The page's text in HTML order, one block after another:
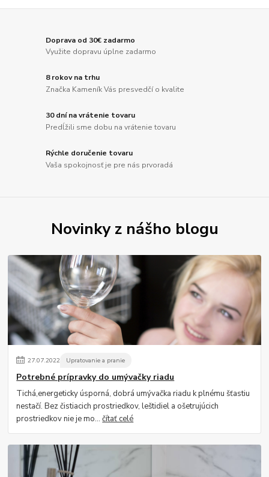
Doprava od 30€ zadarmo
Využite dopravu úplne zadarmo
8 rokov na trhu
Značka Kameník Vás presvedčí o kvalite
30 dní na vrátenie tovaru
Predĺžili sme dobu na vrátenie tovaru
Rýchle doručenie tovaru
Vaša spokojnosť je pre nás prvoradá
Novinky z nášho blogu
27.07.2022 Upratovanie a pranie
Potrebné prípravky do umývačky riadu
Tichá,energeticky úsporná, dobrá umývačka riadu k plnému šťastiu
nestačí. Bez čistiacich prostriedkov, leštidiel a ošetrujúcich
prostriedkov nie je mo...čítať celé